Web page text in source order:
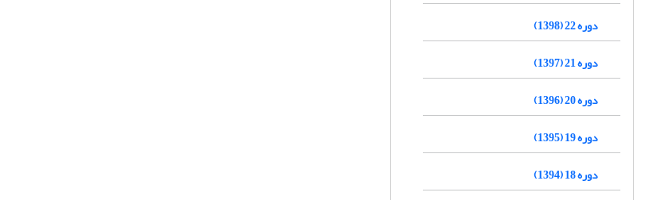
دوره 22 (1398)
دوره 21 (1397)
دوره 20 (1396)
دوره 19 (1395)
دوره 18 (1394)